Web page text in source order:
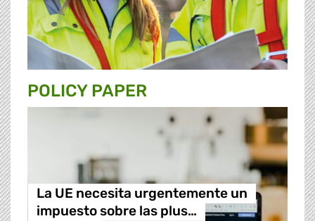
POLICY PAPER
La UE necesita urgentemente un
impuesto sobre las plus…